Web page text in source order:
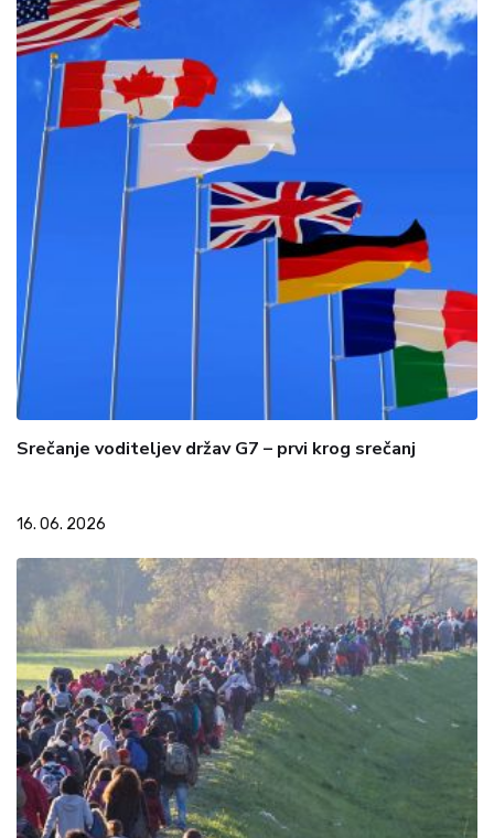
Srečanje voditeljev držav G7 – prvi krog srečanj
16. 06. 2026